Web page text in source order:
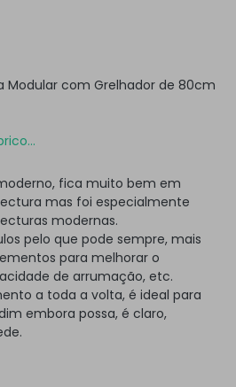
Modular com Grelhador de 80cm
fica muito bem em
mas foi especialmente
modernas.
pelo que pode sempre, mais
para melhorar o
de arrumação, etc.
a toda a volta, é ideal para
embora possa, é claro,